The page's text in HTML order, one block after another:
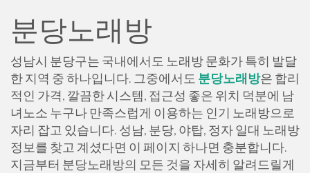
분당노래방
성남시 분당구는 국내에서도 노래방 문화가 특히 발달
한 지역 중 하나입니다. 그중에서도 분당노래방은 합리
적인 가격, 깔끔한 시스템, 접근성 좋은 위치 덕분에 남
녀노소 누구나 만족스럽게 이용하는 인기 노래방으로
자리 잡고 있습니다. 성남, 분당, 야탑, 정자 일대 노래방
정보를 찾고 계셨다면 이 페이지 하나면 충분합니다.
지금부터 분당노래방의 모든 것을 자세히 알려드릴게